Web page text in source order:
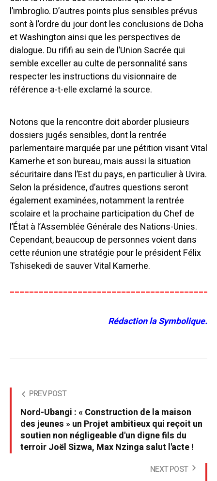
l’imbroglio. D’autres points plus sensibles prévus
sont à l’ordre du jour dont les conclusions de Doha
et Washington ainsi que les perspectives de
dialogue. Du rififi au sein de l’Union Sacrée qui
semble exceller au culte de personnalité sans
respecter les instructions du visionnaire de
référence a-t-elle exclamé la source.
Notons que la rencontre doit aborder plusieurs
dossiers jugés sensibles, dont la rentrée
parlementaire marquée par une pétition visant Vital
Kamerhe et son bureau, mais aussi la situation
sécuritaire dans l’Est du pays, en particulier à Uvira.
Selon la présidence, d’autres questions seront
également examinées, notamment la rentrée
scolaire et la prochaine participation du Chef de
l’État à l’Assemblée Générale des Nations-Unies.
Cependant, beaucoup de personnes voient dans
cette réunion une stratégie pour le président Félix
Tshisekedi de sauver Vital Kamerhe.
Rédaction la Symbolique.
PREV POST
Nord-Ubangi : « Construction de la maison
des jeunes » un Projet ambitieux qui reçoit un
soutien non négligeable d'un digne fils du
terroir Joël Sizwa, Max Nzinga salut l'acte !
NEXT POST